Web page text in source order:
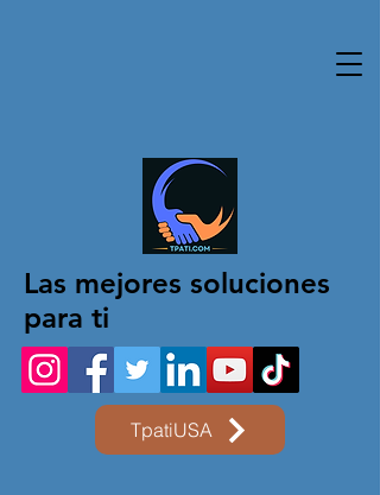
Las mejores soluciones
para ti
TpatiUSA